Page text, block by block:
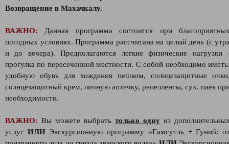
Возвращение в Махачкалу.
ВАЖНО: Данная программа состоится при
погодных условиях. Программа рассчитана на целый день (с
и до вечера). Предполагаются легкие физические нагрузки
прогулка по пересеченной местности. С собой необходимо
удобную обувь для хождения пешком, солнцезащитные
солнцезащитный крем, личную аптечку, репелленты, сух. паёк
необходимости.
ВАЖНО: Вы можете выбрать только одну из
услуг ИЛИЭкскурсионную программу «Гамсутль + Гуниб: